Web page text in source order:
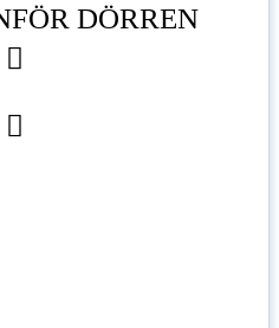
DÖRREN